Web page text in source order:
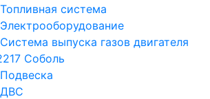
Топливная система
Электрооборудование
Система выпуска газов двигателя
Соболь
Подвеска
ДВС